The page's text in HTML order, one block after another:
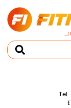
Tel: